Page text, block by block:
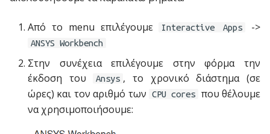
Από το menu επιλέγουμε Interactive Apps ->
ANSYS Workbench
Στην συνέχεια επιλέγουμε στην φόρμα την
έκδοση του
Ansys , το χρονικό διάστημα (σε
ώρες) και τον αριθμό των CPU cores που θέλουμε
να χρησιμοποιήσουμε: